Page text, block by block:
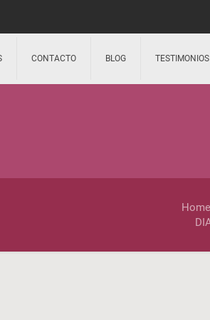
CONTACTO BLOG TESTIMONIOS
Home